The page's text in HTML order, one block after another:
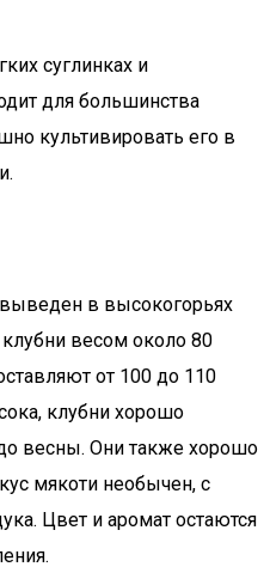
суглинках и
для большинства
культивировать его в
в высокогорьях
весом около 80
от 100 до 110
клубни хорошо
до весны. Они также хорошо
мякоти необычен, с
Цвет и аромат остаются